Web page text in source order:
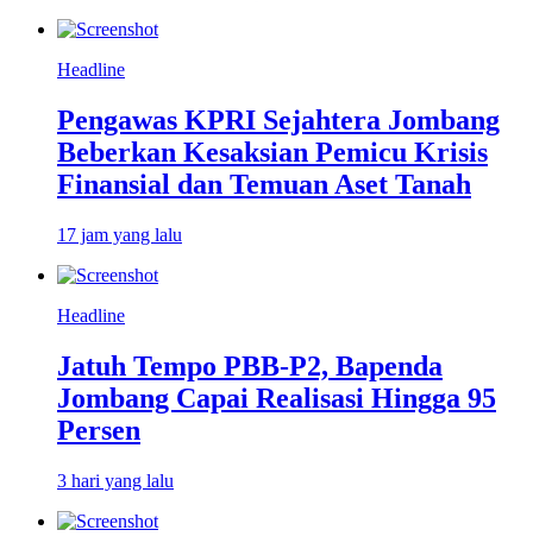
Headline
Pengawas KPRI Sejahtera Jombang
Beberkan Kesaksian Pemicu Krisis
Finansial dan Temuan Aset Tanah
17 jam yang lalu
Headline
Jatuh Tempo PBB-P2, Bapenda
Jombang Capai Realisasi Hingga 95
Persen
3 hari yang lalu